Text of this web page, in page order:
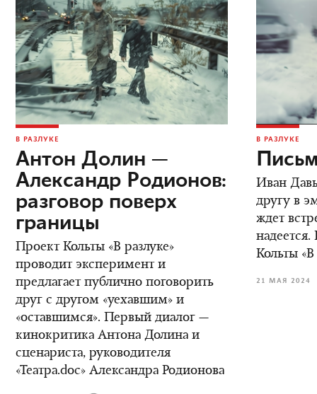
В РАЗЛУКЕ
Антон Долин —
Александр Родионов:
разговор поверх
границы
Проект Кольты «В разлуке»
проводит эксперимент и
предлагает публично поговорить
друг с другом «уехавшим» и
«оставшимся». Первый диалог —
кинокритика Антона Долина и
сценариста, руководителя
«Театра.doc» Александра Родионова
В РАЗЛУКЕ
Иван
другу в
ждет
надеется.
Кольты «В
21 МАЯ 2024